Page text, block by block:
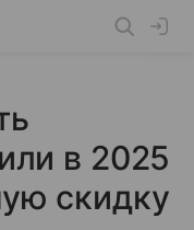
в 2025
скидку